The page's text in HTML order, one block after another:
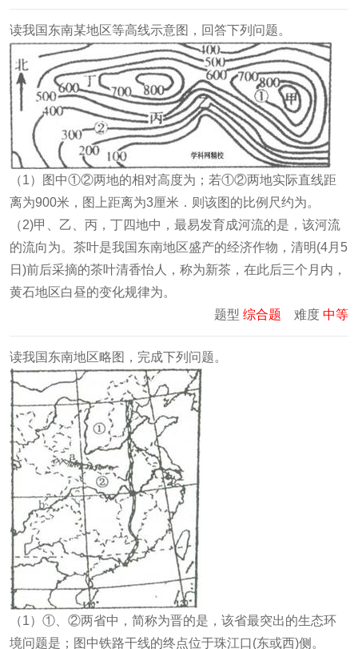
读我国东南某地区等高线示意图，回答下列问题。
（1）图中①②两地的相对高度为 ；若①②两地实际直线距
离为900米，图上距离为3厘米．则该图的比例尺约为。
（2)甲、乙、丙，丁四地中，最易发育成河流的是 ，该河流
的流向为。茶叶是我国东南地区盛产的经济作物，清明(4月5
日)前后采摘的茶叶清香怡人，称为新茶，在此后三个月内，
黄石地区白昼的变化规律为。
题型 综合题 难度 中等
读我国东南地区略图，完成下列问题。
（1）①、②两省中，简称为晋的是 ，该省最突出的生态环
境问题是 ；图中铁路干线的终点位于珠江口(东或西)侧。